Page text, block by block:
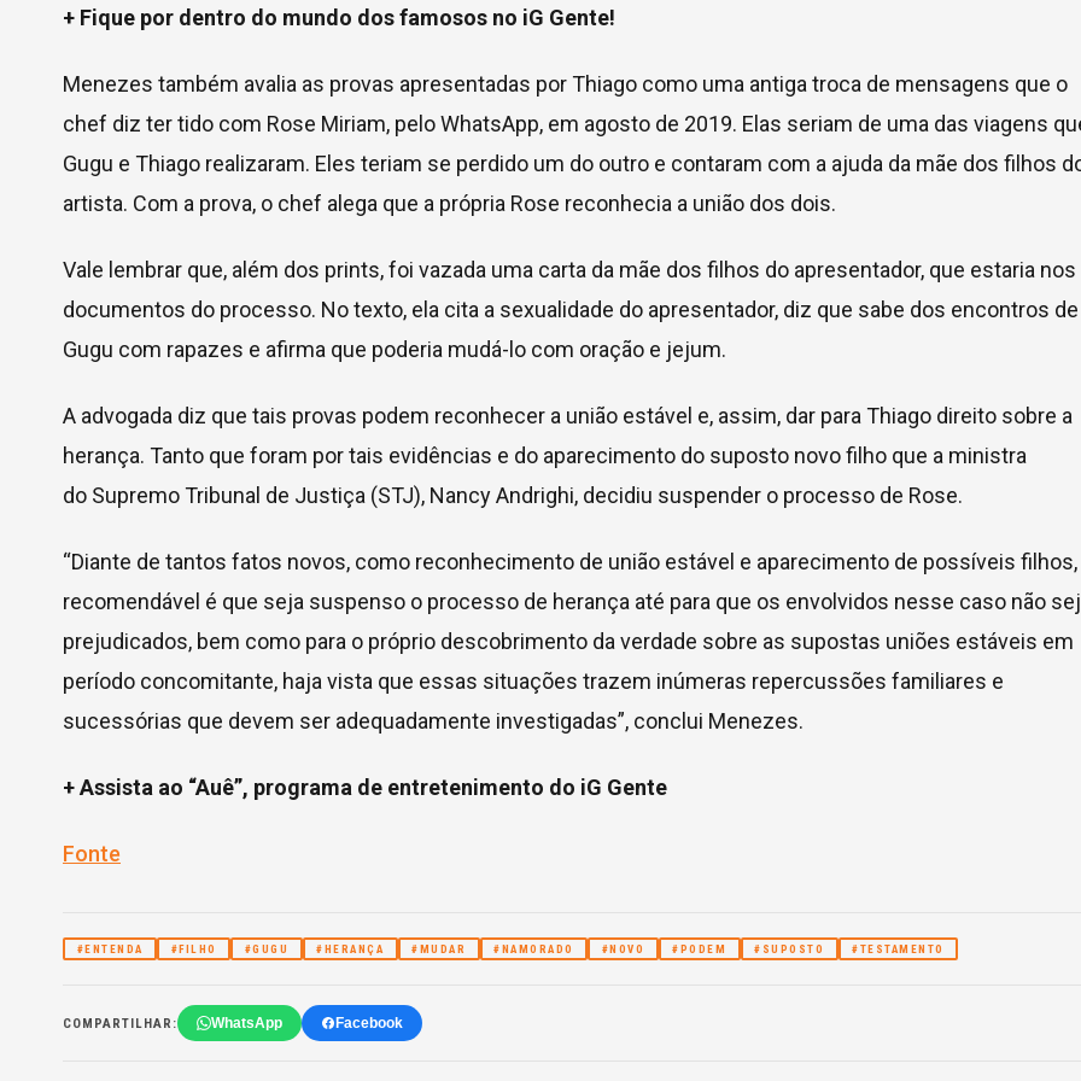
+ Fique por dentro do mundo dos famosos no iG Gente!
Menezes também avalia as provas apresentadas por Thiago como uma antiga troca de mensagens que o
chef diz ter tido com Rose Miriam, pelo WhatsApp, em agosto de 2019. Elas seriam de uma das viagens
Gugu e Thiago realizaram. Eles teriam se perdido um do outro e contaram com a ajuda da mãe dos filhos
artista. Com a prova, o chef alega que a própria Rose reconhecia a união dos dois.
Vale lembrar que, além dos prints, foi vazada uma carta da mãe dos filhos do apresentador, que estaria nos
documentos do processo. No texto, ela cita a sexualidade do apresentador, diz que sabe dos encontros de
Gugu com rapazes e afirma que poderia mudá-lo com oração e jejum.
A advogada diz que tais provas podem reconhecer a união estável e, assim, dar para Thiago direito sobre a
herança. Tanto que foram por tais evidências e do aparecimento do suposto novo filho que a ministra
do Supremo Tribunal de Justiça (STJ), Nancy Andrighi, decidiu suspender o processo de Rose.
“Diante de tantos fatos novos, como reconhecimento de união estável e aparecimento de possíveis filhos,
recomendável é que seja suspenso o processo de herança até para que os envolvidos nesse caso não
prejudicados, bem como para o próprio descobrimento da verdade sobre as supostas uniões estáveis em
período concomitante, haja vista que essas situações trazem inúmeras repercussões familiares e
sucessórias que devem ser adequadamente investigadas”, conclui Menezes.
+ Assista ao “Auê”, programa de entretenimento do iG Gente
Fonte
#ENTENDA #FILHO #GUGU #HERANÇA #MUDAR #NAMORADO #NOVO #PODEM #SUPOSTO #TESTAMENTO
COMPARTILHAR: WhatsApp Facebook